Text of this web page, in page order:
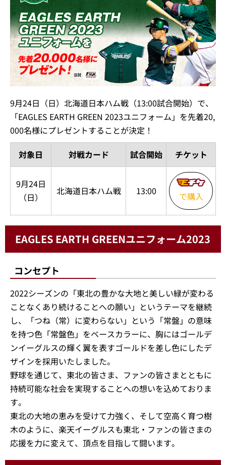
9月24日（日）北海道日本ハム戦（13:00試合開始）で、
「EAGLES EARTH GREEN 2023ユニフォーム」を先着20,
000名様にプレゼントすることが決定！
対象日
対戦カード 試合開始 チケット
9月24日
（日）
北海道日本ハム戦 13:00 で購入
EAGLES EARTH GREENユニフォーム2023
コンセプト
2022シーズンの「東北の豊かな大地と美しい緑が変わる
ことなくあり続けることへの願い」というテーマを継続
し、「つね（常）に変わらない」という「常盤」の意味
を持つ色「常盤色」をベースカラーに、胸にはゴールデ
ンイーグルスの輝く翼を表すゴールドを差し色にしたデ
ザインを採用いたしました。
野球を通じて、東北の皆さま、ファンの皆さまとともに
持続可能な社会を実現することへの想いを込めておりま
す。
東北の大地の恵みを受けて力強く、そして空高く育つ樹
木のように、楽天イーグルスも東北・ファンの皆さまの
応援を力に変えて、頂点を目指して闘います。